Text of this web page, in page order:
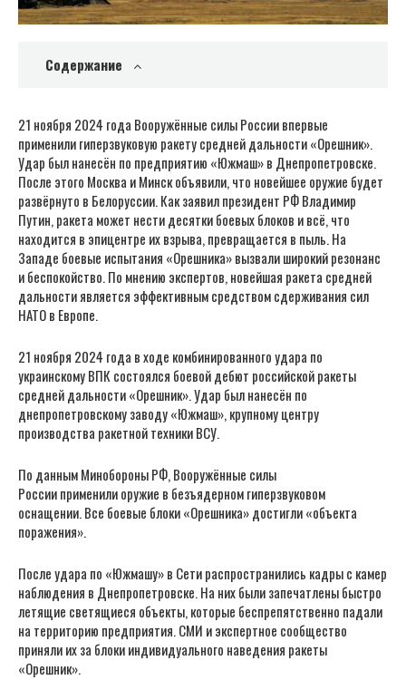
Содержание
21 ноября 2024 года Вооружённые силы России впервые
применили гиперзвуковую ракету средней дальности «Орешник».
Удар был нанесён по предприятию «Южмаш» в Днепропетровске.
После этого Москва и Минск объявили, что новейшее оружие будет
развёрнуто в Белоруссии. Как заявил президент РФ Владимир
Путин, ракета может нести десятки боевых блоков и всё, что
находится в эпицентре их взрыва, превращается в пыль. На
Западе боевые испытания «Орешника» вызвали широкий резонанс
и беспокойство. По мнению экспертов, новейшая ракета средней
дальности является эффективным средством сдерживания сил
НАТО в Европе.
21 ноября 2024 года в ходе комбинированного удара по
украинскому ВПК состоялся боевой дебют российской ракеты
средней дальности «Орешник». Удар был нанесён по
днепропетровскому заводу «Южмаш», крупному центру
производства ракетной техники ВСУ.
По данным Минобороны РФ, Вооружённые силы
России применили оружие в безъядерном гиперзвуковом
оснащении. Все боевые блоки «Орешника» достигли «объекта
поражения».
После удара по «Южмашу» в Сети распространились кадры с камер
наблюдения в Днепропетровске. На них были запечатлены быстро
летящие светящиеся объекты, которые беспрепятственно падали
на территорию предприятия. СМИ и экспертное сообщество
приняли их за блоки индивидуального наведения ракеты
«Орешник».